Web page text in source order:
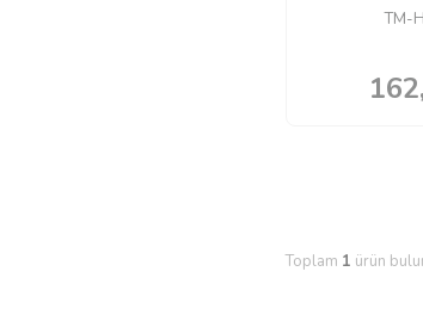
TM-
Toplam 1 ürün